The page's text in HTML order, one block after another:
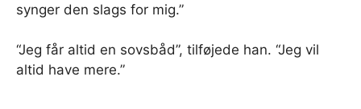
synger den slags for mig.”
“Jeg får altid en sovsbåd”, tilføjede han. “Jeg vil
altid have mere.”